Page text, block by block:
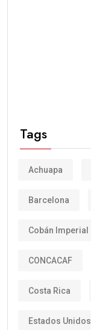
Tags
Achuapa
Barcelona
Cobán Imperial
CONCACAF
Costa Rica
Estados Unidos